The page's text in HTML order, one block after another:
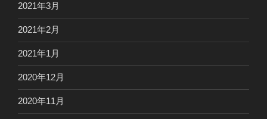
2021年3月
2021年2月
2021年1月
2020年12月
2020年11月